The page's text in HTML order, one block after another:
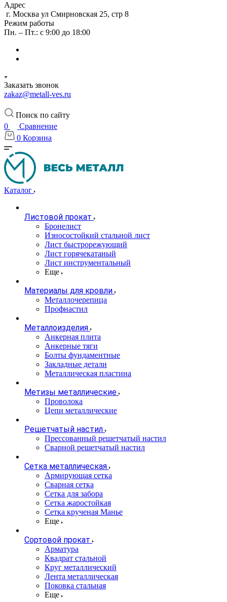
Адрес
г. Москва ул Смирновская 25, стр 8
Режим работы
Пн. – Пт.: с 9:00 до 18:00
Заказать звонок
zakaz@metall-ves.ru
Поиск по сайту
0
Сравнение
0 Корзина
Каталог
Листовой прокат
Бронелист
Износостойкий стальной лист
Лист быстрорежующий
Лист горячекатаный
Лист инструментальный
Еще
Материалы для кровли
Металлочерепица
Профнастил
Металлоизделия
Анкерная плита
Анкерные тяги
Болты фундаментные
Закладные детали
Металлическая пластина
Метизы металлические
Проволока
Цепи металлические
Решетчатый настил
Прессованный решетчатый настил
Сварной решетчатый настил
Сетка металлическая
Армирующая сетка
Сварная сетка
Сетка для забора
Сетка жаростойкая
Сетка крученая Манье
Еще
Сортовой прокат
Арматура
Квадрат стальной
Круг металлический
Лента металлическая
Поковка стальная
Еще